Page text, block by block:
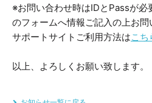
※お問い合わせ時はIDとPassが必
のフォームへ情報ご記入の上お問
サポートサイトご利用方法はこち
以上、よろしくお願い致します。